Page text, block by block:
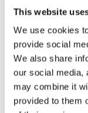
This website
We use cookies
provide social
We also share
our social media,
may combine it
provided to them
Všetky
ALO
Hlavná 123/1,
tel.: +421 911
otvorené v